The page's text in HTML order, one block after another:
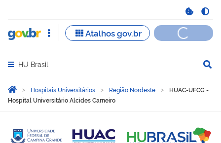
Abrir menu principal de navegação
HU Brasil
Você está aqui:
Página Inicial
Hospitais Universitários Região Nordeste
HUAC-UFCG -
Hospital Universitário Alcides Carneiro